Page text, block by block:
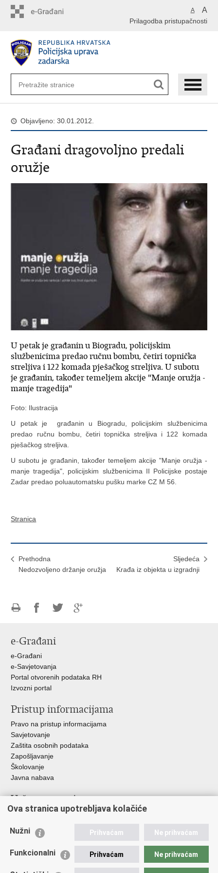
A A
Prilagodba pristupačnosti
Objavljeno: 30.01.2012.
Građani dragovoljno predali
oružje
U petak je građanin u Biogradu, policijskim
službenicima predao ručnu bombu, četiri topnička
streljiva i 122 komada pješačkog streljiva. U subotu
je građanin, također temeljem akcije "Manje oružja -
manje tragedija"
Foto: Ilustracija
U petak je građanin u Biogradu, policijskim službenicima
predao ručnu bombu, četiri topnička streljiva i 122 komada
pješačkog streljiva.
U subotu je građanin, također temeljem akcije "Manje oružja -
manje tragedija", policijskim službenicima II Policijske postaje
Zadar predao poluautomatsku pušku marke CZ M 56.
Stranica
Prethodna
Nedozvoljeno držanje oružja
Sljedeća
Krađa iz objekta u izgradnji
FacebookuTwitteru
e-Građani
e-Građani
e-Savjetovanja
Portal otvorenih podataka RH
Izvozni portal
Pristup informacijama
Pravo na pristup informacijama
Savjetovanje
Zaštita osobnih podataka
Zapošljavanje
Školovanje
Javna nabava
Važne poveznice
Ministarstvo unutarnjih poslova
Udruge
Policijska akademija
Ova stranica upotrebljava kolačiće
Nužni Prihvaćam Ne prihvaćam
Funkcionalni Prihvaćam Ne prihvaćam